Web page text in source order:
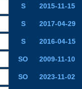
S 2015-11-15
S 2017-04-29
S 2016-04-15
SO 2009-11-10
SO 2023-11-02